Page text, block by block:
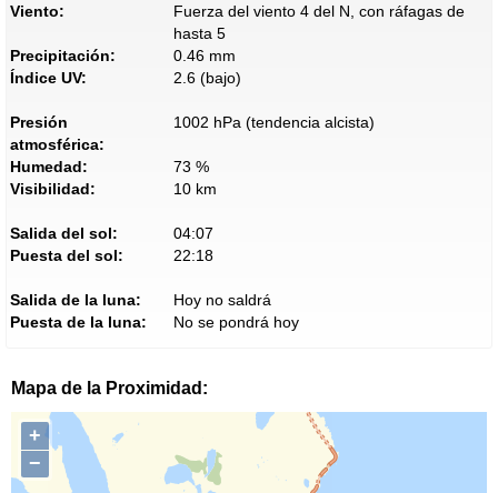
Viento:
Fuerza del viento 4 del N, con ráfagas de
hasta 5
Precipitación:
0.46 mm
Índice UV:
2.6 (bajo)
Presión
atmosférica:
1002 hPa (tendencia alcista)
Humedad:
73 %
Visibilidad:
10 km
Salida del sol:
04:07
Puesta del sol:
22:18
Salida de la luna:
Hoy no saldrá
Puesta de la luna:
No se pondrá hoy
Mapa de la Proximidad:
+
−